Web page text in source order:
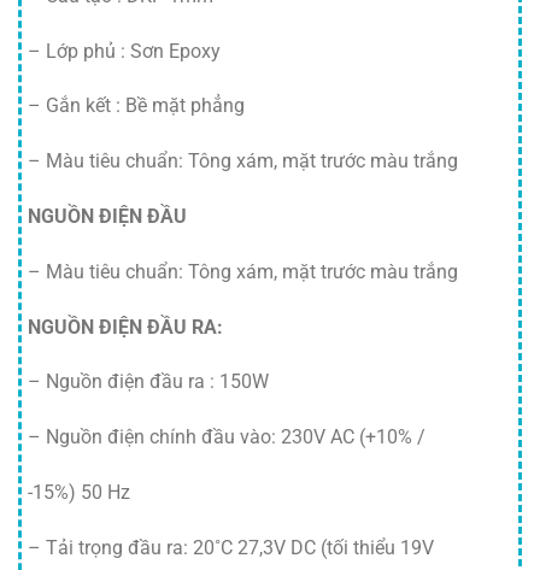
– Lớp phủ : Sơn Epoxy
– Gắn kết : Bề mặt phẳng
– Màu tiêu chuẩn: Tông xám, mặt trước màu trắng
NGUỒN ĐIỆN ĐẦU
– Màu tiêu chuẩn: Tông xám, mặt trước màu trắng
NGUỒN ĐIỆN ĐẦU RA:
– Nguồn điện đầu ra : 150W
– Nguồn điện chính đầu vào: 230V AC (+10% /
-15%) 50 Hz
– Tải trọng đầu ra: 20˚C 27,3V DC (tối thiểu 19V